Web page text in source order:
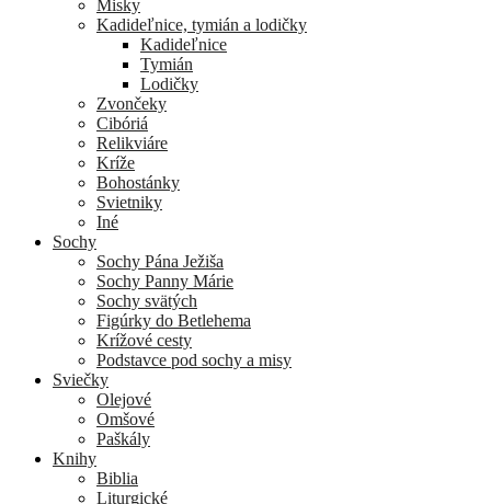
Misky
Kadideľnice, tymián a lodičky
Kadideľnice
Tymián
Lodičky
Zvončeky
Cibóriá
Relikviáre
Kríže
Bohostánky
Svietniky
Iné
Sochy
Sochy Pána Ježiša
Sochy Panny Márie
Sochy svätých
Figúrky do Betlehema
Krížové cesty
Podstavce pod sochy a misy
Sviečky
Olejové
Omšové
Paškály
Knihy
Biblia
Liturgické